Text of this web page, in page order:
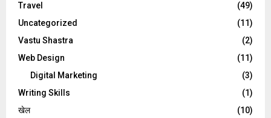
Travel
(49)
Uncategorized
(11)
Vastu Shastra
(2)
Web Design
(11)
Digital Marketing
(3)
Writing Skills
(1)
खेल
(10)